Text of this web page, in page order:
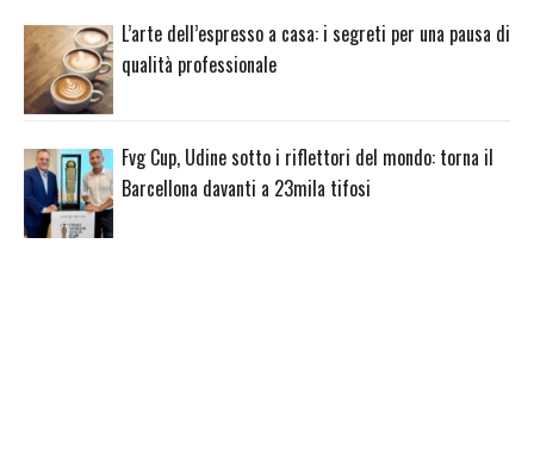
L’arte dell’espresso a casa: i segreti per una pausa di
qualità professionale
Fvg Cup, Udine sotto i riflettori del mondo: torna il
Barcellona davanti a 23mila tifosi